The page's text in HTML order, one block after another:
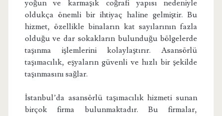
yoğun ve karmaşık coğrafi yapısı nedeniyle
oldukça önemli bir ihtiyaç haline gelmiştir. Bu
hizmet, özellikle binaların kat sayılarının fazla
olduğu ve dar sokakların bulunduğu bölgelerde
taşınma işlemlerini kolaylaştırır. Asansörlü
taşımacılık, eşyaların güvenli ve hızlı bir şekilde
taşınmasını sağlar.
İstanbul’da asansörlü taşımacılık hizmeti sunan
birçok firma bulunmaktadır. Bu firmalar,